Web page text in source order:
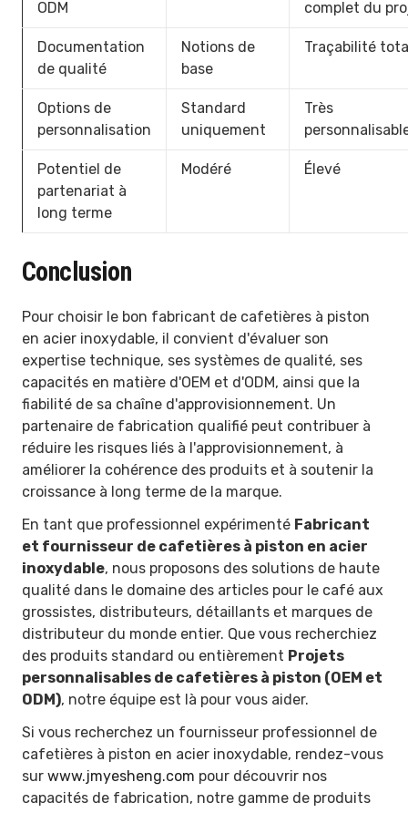
ODM
complet du
Documentation
de qualité
Notions de
base
Traçabilité
Options de
personnalisation
Standard
uniquement
Très
Potentiel de
partenariat à
long terme
Modéré Élevé
Conclusion
Pour choisir le bon fabricant de cafetières à piston
en acier inoxydable, il convient d'évaluer son
expertise technique, ses systèmes de qualité, ses
capacités en matière d'OEM et d'ODM, ainsi que la
fiabilité de sa chaîne d'approvisionnement. Un
partenaire de fabrication qualifié peut contribuer à
réduire les risques liés à l'approvisionnement, à
améliorer la cohérence des produits et à soutenir la
croissance à long terme de la marque.
En tant que professionnel expérimenté Fabricant
et fournisseur de cafetières à piston en acier
inoxydable, nous proposons des solutions de haute
qualité dans le domaine des articles pour le café aux
grossistes, distributeurs, détaillants et marques de
distributeur du monde entier. Que vous recherchiez
des produits standard ou entièrement Projets
personnalisables de cafetières à piston (OEM et
ODM), notre équipe est là pour vous aider.
Si vous recherchez un fournisseur professionnel de
cafetières à piston en acier inoxydable, rendez-vous
sur www.jmyesheng.com pour découvrir nos
capacités de fabrication, notre gamme de produits